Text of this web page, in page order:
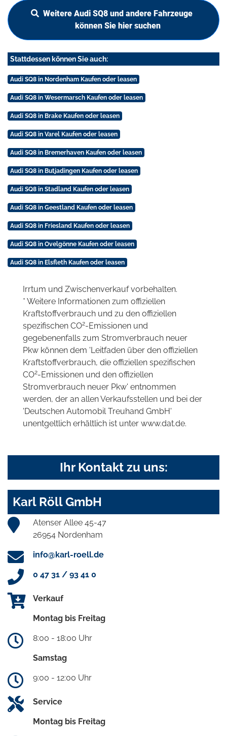
Weitere Audi SQ8 und andere Fahrzeuge
können Sie hier suchen
Stattdessen können Sie auch:
Audi SQ8 in Nordenham Kaufen oder leasen
Audi SQ8 in Wesermarsch Kaufen oder leasen
Audi SQ8 in Brake Kaufen oder leasen
Audi SQ8 in Varel Kaufen oder leasen
Audi SQ8 in Bremerhaven Kaufen oder leasen
Audi SQ8 in Butjadingen Kaufen oder leasen
Audi SQ8 in Stadland Kaufen oder leasen
Audi SQ8 in Geestland Kaufen oder leasen
Audi SQ8 in Friesland Kaufen oder leasen
Audi SQ8 in Ovelgönne Kaufen oder leasen
Audi SQ8 in Elsfleth Kaufen oder leasen
Irrtum und Zwischenverkauf vorbehalten.
* Weitere Informationen zum offiziellen
Kraftstoffverbrauch und zu den offiziellen
spezifischen CO2-Emissionen und
gegebenenfalls zum Stromverbrauch neuer
Pkw können dem 'Leitfaden über den offiziellen
Kraftstoffverbrauch, die offiziellen spezifischen
CO2-Emissionen und den offiziellen
Stromverbrauch neuer Pkw' entnommen
werden, der an allen Verkaufsstellen und bei der
'Deutschen Automobil Treuhand GmbH'
unentgeltlich erhältlich ist unter www.dat.de.
Ihr Kontakt zu uns:
Karl Röll GmbH
Atenser Allee 45-47
26954 Nordenham
info@karl-roell.de
0 47 31 / 93 41 0
Verkauf
Montag bis Freitag
8:00 - 18:00 Uhr
Samstag
9:00 - 12:00 Uhr
Service
Montag bis Freitag